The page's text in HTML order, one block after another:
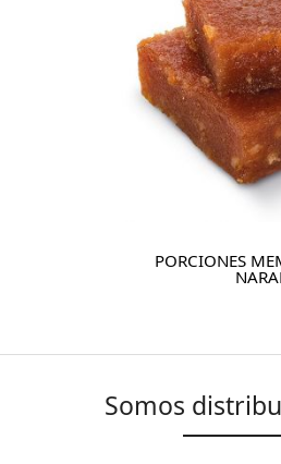
PORCIONES
Somos